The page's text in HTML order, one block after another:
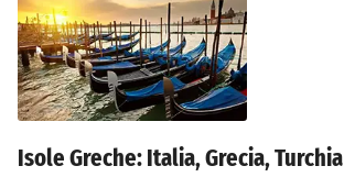
Isole Greche: Italia, Grecia, Turchia